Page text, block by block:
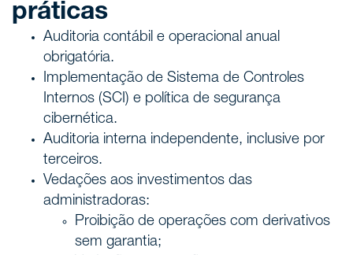
práticas
Auditoria contábil e operacional anual
obrigatória.
Implementação de Sistema de Controles
Internos (SCI) e política de segurança
cibernética.
Auditoria interna independente, inclusive por
terceiros.
Vedações aos investimentos das
administradoras:
Proibição de operações com derivativos
sem garantia;